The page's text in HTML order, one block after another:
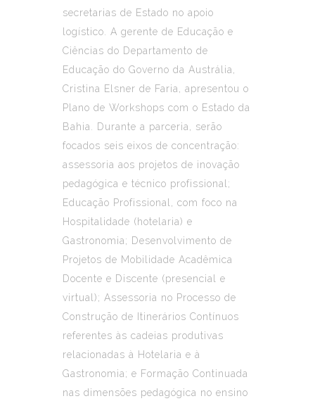
secretarias de Estado no apoio
logístico. A gerente de Educação e
Ciências do Departamento de
Educação do Governo da Austrália,
Cristina Elsner de Faria, apresentou o
Plano de Workshops com o Estado da
Bahia. Durante a parceria, serão
focados seis eixos de concentração:
assessoria aos projetos de inovação
pedagógica e técnico profissional;
Educação Profissional, com foco na
Hospitalidade (hotelaria) e
Gastronomia; Desenvolvimento de
Projetos de Mobilidade Acadêmica
Docente e Discente (presencial e
virtual); Assessoria no Processo de
Construção de Itinerários Contínuos
referentes às cadeias produtivas
relacionadas à Hotelaria e à
Gastronomia; e Formação Continuada
nas dimensões pedagógica no ensino